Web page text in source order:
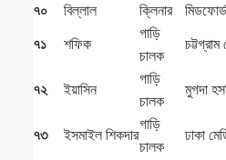
৭০
বিল্লাল ক্লিনার
৭১
শফিক
গাড়ি
চালক
৭২ ইয়াসিন
গাড়ি
চালক
মুগদা
৭৩ ইসমাইল শিকদার
গাড়ি
চালক
ঢাকা